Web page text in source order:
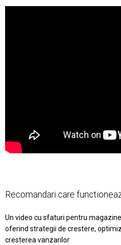
Recomandari care
Un video cu sfaturi pentru
oferind strategii de crestere,
cresterea vanzarilor